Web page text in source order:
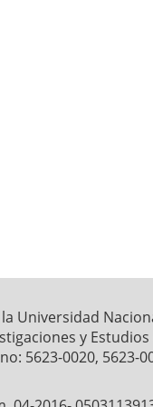
Universidad
y
5623-0020, 5623-